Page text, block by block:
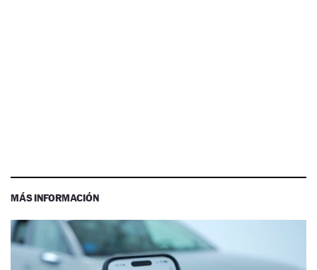
MÁS INFORMACIÓN